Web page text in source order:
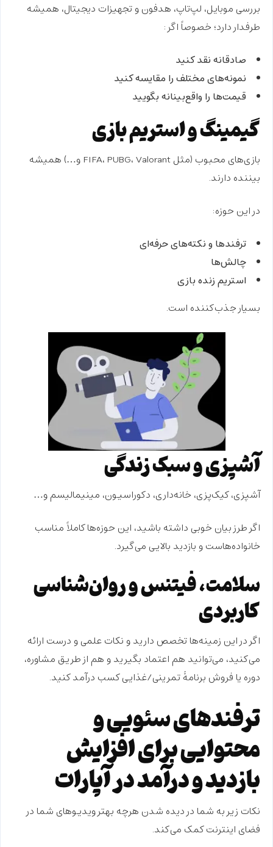
بررسی موبایل، لپ‌تاپ، هدفون و تجهیزات دیجیتال، همیشه
طرفدار دارد؛ خصوصاً اگر:
صادقانه نقد کنید
نمونه‌های مختلف را مقایسه کنید
قیمت‌ها را واقع‌بینانه بگویید
گیمینگ و استریم بازی
بازی‌های محبوب (مثل FIFA، PUBG، Valorant و…) همیشه
بیننده دارند.
در این حوزه:
ترفندها و نکته‌های حرفه‌ای
چالش‌ها
استریم زنده بازی
بسیار جذب‌کننده است.
آشپزی و سبک زندگی
آشپزی، کیک‌پزی، خانه‌داری، دکوراسیون، مینیمالیسم و…
اگر طرز بیان خوبی داشته باشید، این حوزه‌ها کاملاً مناسب
خانواده‌هاست و بازدید بالایی می‌گیرد.
سلامت، فیتنس و روان‌شناسی
کاربردی
اگر در این زمینه‌ها تخصص دارید و نکات علمی و درست ارائه
می‌کنید، می‌توانید هم اعتماد بگیرید و هم از طریق مشاوره،
دوره یا فروش برنامهٔ تمرینی/غذایی کسب درآمد کنید.
ترفندهای سئویی و
محتوایی برای افزایش
بازدید و درآمد در آپارات
نکات زیر به شما در دیده شدن هرچه بهتر ویدیوهای شما در
فضای اینترنت کمک می‌کند.